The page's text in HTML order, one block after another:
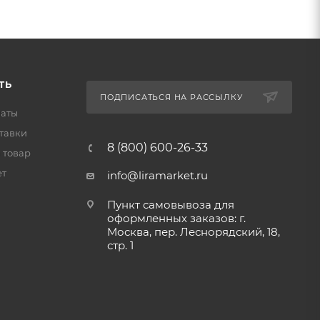
товар
ПОДПИСАТЬСЯ НА РАССЫЛКУ
8 (800) 600-26-33
info@liramarket.ru
Пункт самовывоза для
оформленных заказов: г.
Москва, пер. Леснорядский, 18,
стр. 1